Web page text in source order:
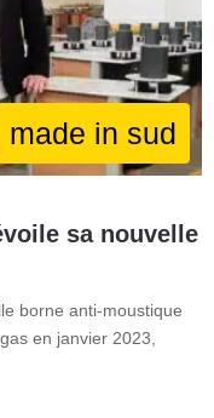
made in sud
sa nouvelle
borne anti-moustique
en janvier 2023,